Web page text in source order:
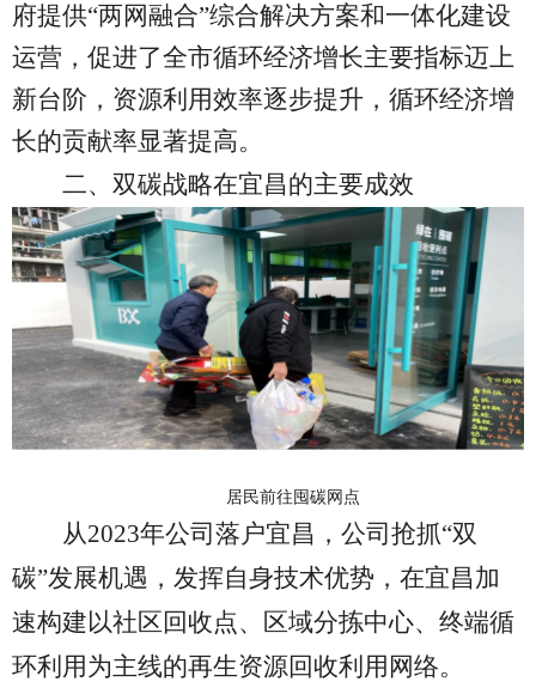
府提供“两网融合”综合解决方案和一体化建设
运营，促进了全市循环经济增长主要指标迈上
新台阶，资源利用效率逐步提升，循环经济增
长的贡献率显著提高。
二、双碳战略在宜昌的主要成效
居民前往囤碳网点
从2023年公司落户宜昌，公司抢抓“双
碳”发展机遇，发挥自身技术优势，在宜昌加
速构建以社区回收点、区域分拣中心、终端循
环利用为主线的再生资源回收利用网络。